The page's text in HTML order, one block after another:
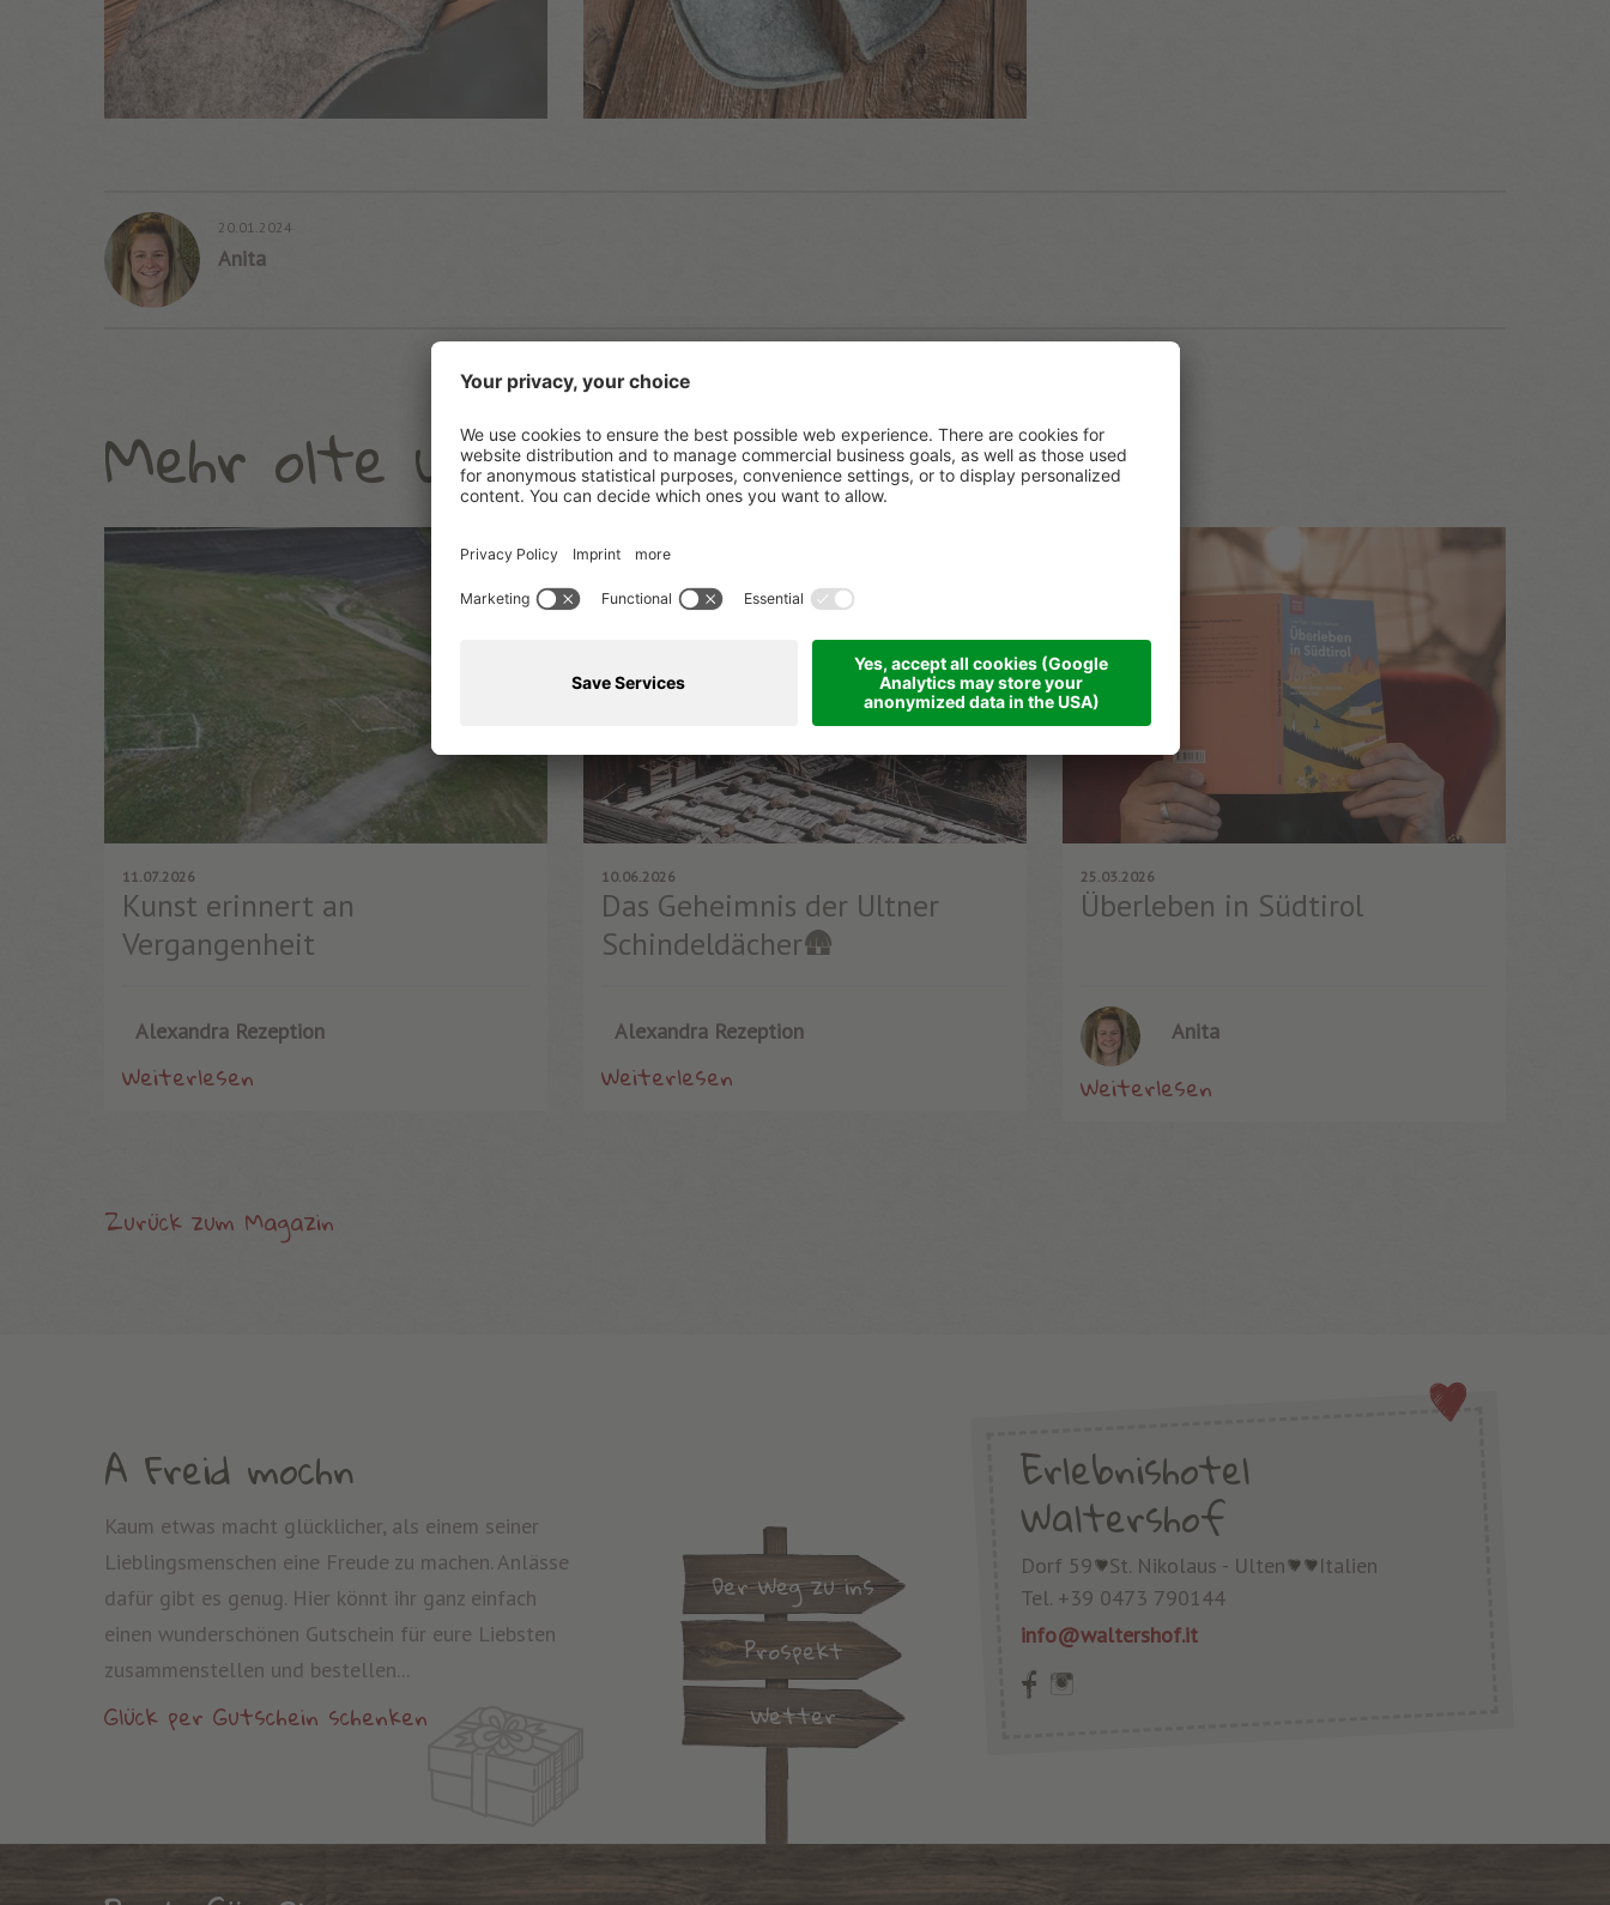
20.01.2024
Anita
Mehr olte und nuie Gschichtn
11.07.2026
Kunst erinnert an
Vergangenheit
Alexandra Rezeption
Weiterlesen
10.06.2026
Das Geheimnis der Ultner
Schindeldächer🛖
Alexandra Rezeption
Weiterlesen
25.03.2026
Überleben in Südtirol
Anita
Weiterlesen
Zurück zum Magazin
A Freid mochn
Kaum etwas macht glücklicher, als einem seiner
Lieblingsmenschen eine Freude zu machen. Anlässe
dafür gibt es genug. Hier könnt ihr ganz einfach
einen wunderschönen Gutschein für eure Liebsten
zusammenstellen und bestellen...
Glück per Gutschein schenken
Der Weg zu ins
Prospekt
Wetter
Erlebnishotel
Waltershof
Dorf 59 St. Nikolaus - Ulten
Italien
Tel. +39 0473 790144
info@waltershof.it